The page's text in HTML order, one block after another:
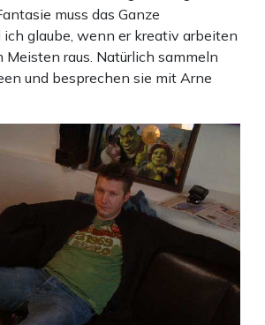
muss das Ganze
glaube, wenn er kreativ arbeiten
Meisten raus. Natürlich sammeln
und besprechen sie mit Arne